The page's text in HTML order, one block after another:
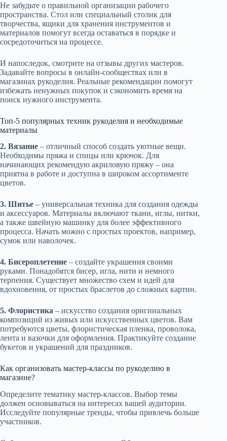
Не забудьте о правильной организации рабочего
пространства. Стол или специальный столик для
творчества, ящики для хранения инструментов и
материалов помогут всегда оставаться в порядке и
сосредоточиться на процессе.
И напоследок, смотрите на отзывы других мастеров.
Задавайте вопросы в онлайн-сообществах или в
магазинах рукоделия. Реальные рекомендации помогут
избежать ненужных покупок и сэкономить время на
поиск нужного инструмента.
Топ-5 популярных техник рукоделия и необходимые
материалы
2. Вязание – отличный способ создать уютные вещи.
Необходимы пряжа и спицы или крючок. Для
начинающих рекомендую акриловую пряжу – она
приятна в работе и доступна в широком ассортименте
цветов.
3. Шитье – универсальная техника для создания одежды
и аксессуаров. Материалы включают ткани, иглы, нитки,
а также швейную машинку для более эффективного
процесса. Начать можно с простых проектов, например,
сумок или наволочек.
4. Бисероплетение – создайте украшения своими
руками. Понадобятся бисер, игла, нити и немного
терпения. Существует множество схем и идей для
вдохновения, от простых браслетов до сложных картин.
5. Флористика – искусство создания оригинальных
композиций из живых или искусственных цветов. Вам
потребуются цветы, флористическая пленка, проволока,
лента и вазочки для оформления. Практикуйте создание
букетов и украшений для праздников.
Как организовать мастер-классы по рукоделию в
магазине?
Определите тематику мастер-классов. Выбор темы
должен основываться на интересах вашей аудитории.
Исследуйте популярные тренды, чтобы привлечь больше
участников.